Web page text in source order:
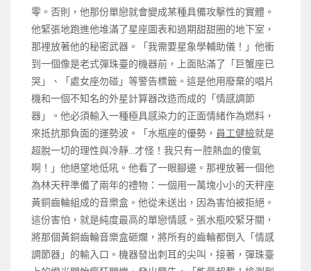
零。否則，他那份單戀就會變成某種具備攻擊性的實體。
他緊張地跑進他堆滿了星座圖表和過期甜甜圈的地下室，
那裡放著他的秘密武器。「我需要星象學輔助儀！」他衝
到一個像是老式彈珠臺的機器前，上面貼滿了「巨蟹座已
哭」、「處女座勿碰」等警告標籤。這是他用廢棄的唱片
機和一個不知名的外星計算器改造而成的「情感調節
器」。他必須輸入一種極具感染力的正面情緒作為燃料，
來抵抗那負面的運勢波。「水瓶座的優勢， 員工健檢就是
超脫一切的理性與冷靜…才怪！我只有一腔熱血的傻氣
啊！」他絕望地低吼。他看了一眼腳邊。那裡放著一個他
為林天秤準備了兩年的禮物：一個用一萬塊小小的天秤座
黃銅齒輪組成的音樂盒。他從未送出，因為害怕被拒絕。
這份害怕，就是純度最高的單戀情感。張水瓶咬緊牙關，
將那個黃銅齒輪音樂盒砸爛，將所有的齒輪都倒入「情感
調節器」的輸入口。機器發出刺耳的尖叫，接著，彈珠臺